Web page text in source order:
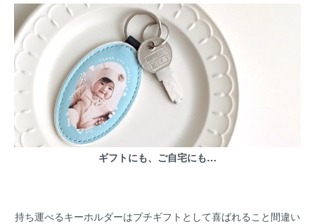
ギフトにも、ご自宅にも…
持ち運べるキーホルダーはプチギフトとして喜ばれること間違い